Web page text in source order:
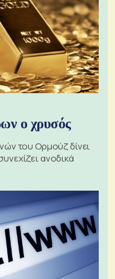
ο χρυσός
του Ορμούζ δίνει
ανοδικά